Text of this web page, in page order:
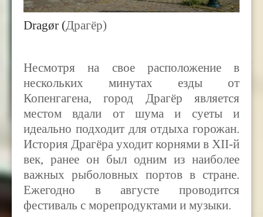
Dragør (Драгёр)
Несмотря на свое расположение в
нескольких минутах езды от
Копенгагена, город Драгёр является
местом вдали от шума и суеты и
идеально подходит для отдыха горожан.
История Драгёра уходит корнями в XII-й
век, ранее он был одним из наиболее
важных рыболовных портов в стране.
Ежегодно в августе проводится
фестиваль с морепродуктами и музыки.